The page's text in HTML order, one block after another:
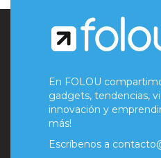
En FOLOU
gadgets, tendencias,
innovación y
más!
Escríbenos a